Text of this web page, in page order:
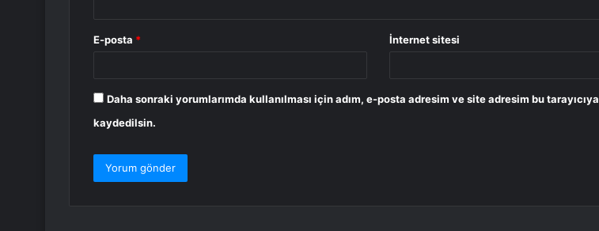
E-posta * İnternet sitesi
Daha sonraki yorumlarımda kullanılması için adım, e-posta adresim ve site adresim bu tarayıcıya
kaydedilsin.